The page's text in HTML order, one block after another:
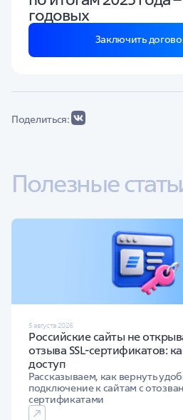
годовых
Заключить
Поделиться:
Полезные
5 августа 2026
Российские сайты не
отзыва SSL-сертификатов:
доступ
Рассказываем, как вернуть
подключение к сайтам с
сертификатами